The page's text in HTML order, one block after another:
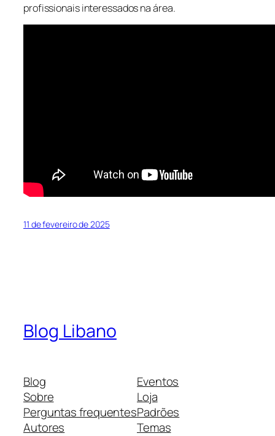
profissionais interessados na área.
11 de fevereiro de 2025
Blog Libano
Blog
Sobre
Perguntas frequentes
Autores
Eventos
Loja
Padrões
Temas